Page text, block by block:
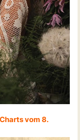
vom 8.